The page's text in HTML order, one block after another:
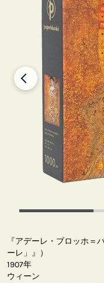
『アデーレ・ブロッホ＝
ーレ」』）
1907年
ウィーン